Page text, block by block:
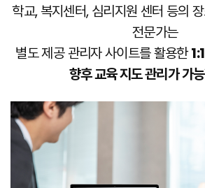
학교, 복지센터, 심리지원 센터 등의
전문가는
별도 제공 관리자 사이트를 활용한
향후 교육 지도 관리가 가능